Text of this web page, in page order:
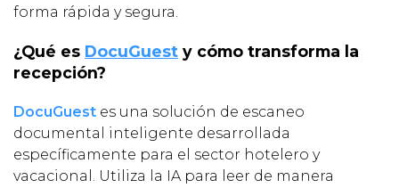
forma rápida y segura.
¿Qué es DocuGuest y cómo transforma la
recepción?
DocuGuest es una solución de escaneo
documental inteligente desarrollada
específicamente para el sector hotelero y
vacacional. Utiliza la IA para leer de manera